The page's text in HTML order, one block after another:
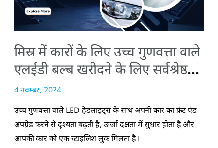
मिस्र में कारों के लिए उच्च गुणवत्ता वाले
एलईडी बल्ब खरीदने के लिए सर्वश्रेष्ठ
स्थान
4 नवम्बर, 2024
उच्च गुणवत्ता वाले LED हेडलाइट्स के साथ अपनी कार का फ्रंट एंड
अपग्रेड करने से दृश्यता बढ़ती है, ऊर्जा दक्षता में सुधार होता है और
आपकी कार को एक स्टाइलिश लुक मिलता है।
उच्च
गुणवत्ता
एलईडी
बल्ब
खरीदने
के
लिए
सर्वश्रेष्ठ
स्थान